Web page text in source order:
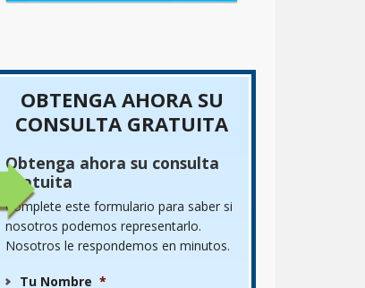
OBTENGA AHORA SU
CONSULTA GRATUITA
Obtenga ahora su consulta
gratuita
Complete este formulario para saber si
nosotros podemos representarlo.
Nosotros le respondemos en minutos.
Tu Nombre *